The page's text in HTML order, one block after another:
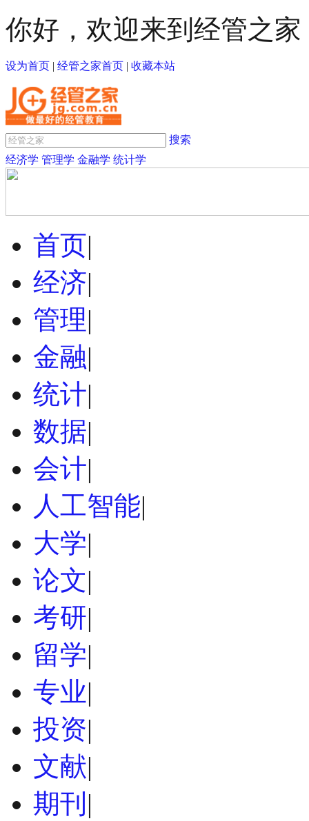
你好，欢迎来到经管之家
设为首页 | 经管之家首页 | 收藏本站
搜索
经济学 管理学 金融学 统计学
首页|
经济|
管理|
金融|
统计|
数据|
会计|
人工智能|
大学|
论文|
考研|
留学|
专业|
投资|
文献|
期刊 |